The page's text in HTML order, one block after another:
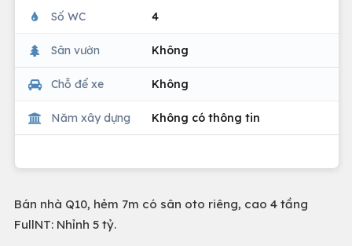
Số WC 4
Sân vườn Không
Chỗ để xe Không
Năm xây dựng Không có thông tin
Bán nhà Q10, hẻm 7m có sân oto riêng, cao 4 tầng
FullNT: Nhỉnh 5 tỷ.